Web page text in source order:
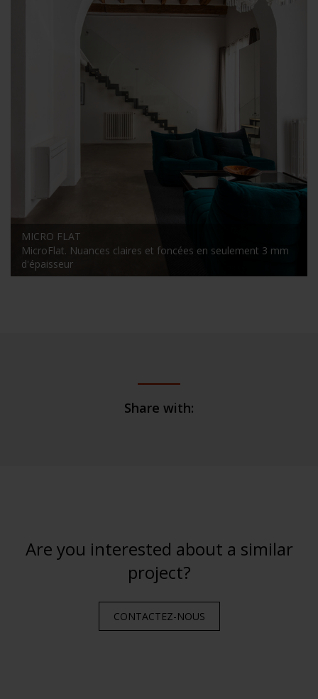
MICRO FLAT
MicroFlat. Nuances claires et foncées en seulement 3 mm
d'épaisseur
Share with:
Are you interested about a similar
project?
CONTACTEZ-NOUS